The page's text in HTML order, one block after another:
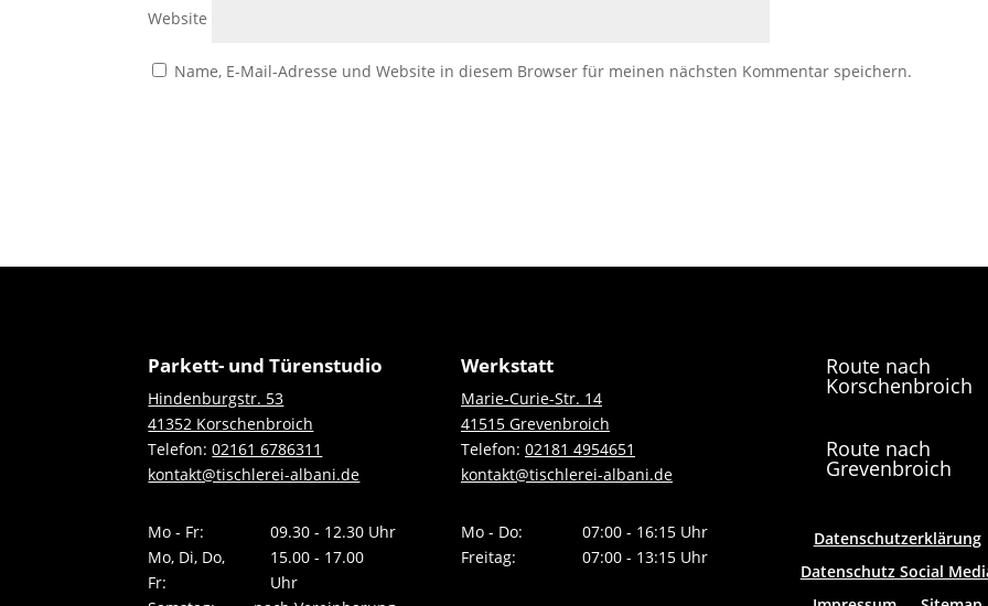
Website
Name, E-Mail-Adresse und Website in diesem Browser für meinen nächsten Kommentar speichern.
Parkett- und Türenstudio
Hindenburgstr. 53
41352 Korschenbroich
Telefon:02161 6786311
kontakt@tischlerei-albani.de
Mo - Fr:
09.30 - 12.30 Uhr
Mo, Di, Do,
Fr:
15.00 - 17.00
Uhr
Werkstatt
Marie-Curie-Str. 14
41515 Grevenbroich
Telefon: 02181 4954651
kontakt@tischlerei-albani.de
Mo - Do:
07:00 - 16:15 Uhr
Freitag:
07:00 - 13:15 Uhr
Route nach
Korschenbroich
Route nach
Grevenbroich
Datenschutzerklärung
Datenschutz Social